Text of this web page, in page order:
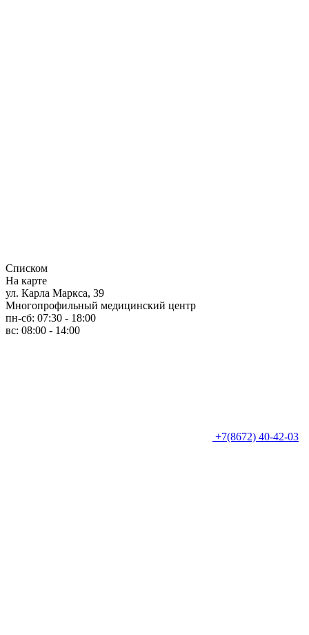
Списком
На карте
ул. Карла Маркса, 39
Многопрофильный медицинский центр
пн-сб: 07:30 - 18:00
вс: 08:00 - 14:00
+7(8672) 40-42-03